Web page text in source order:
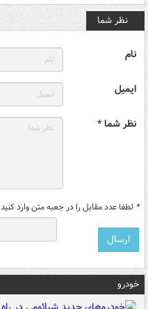
نظر شما
نام
ایمیل
نظر شما *
* لطفا عدد مقابل را در جعبه متن وارد کنید
خودرو